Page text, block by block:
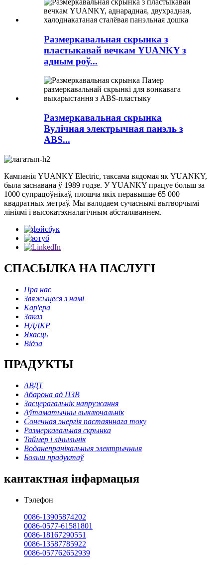
Размеркавальная скрынка з
пластыкавай вечкам YUANKY з
адным роў...
Размеркавальная скрынка
Вулічная электрычная панэль з
ABS...
Кампанія YUANKY Electric, таксама вядомая як YUANKY,
была заснавана ў 1989 годзе. У YUANKY працуе больш за
1000 супрацоўнікаў, плошча якіх перавышае 65 000
квадратных метраў. Мы валодаем сучаснымі вытворчымі
лініямі і высокатэхналагічным абсталяваннем.
СПАСЫЛКА НА ПАСЛУГІ
Пра нас
Звяжыцеся з намі
Кар'ера
Заказ
НДДКР
Якасць
Відэа
ПРАДУКТЫ
АВДТ
Абарона ад ПЗВ
Засцерагальнік напружання
Аўтаматычны выключальнік
Сонечная энергія пастаяннага току
Размеркавальная скрынка
Таймер і лічыльнік
Воданепранікальныя электрычныя
Больш прадуктаў
кантактная інфармацыя
Тэлефон
0086-13905874202
0086-0577-61581801
0086-18167290551
0086-13587785922
0086-057762652939